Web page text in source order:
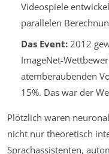
Videospiele
parallelen
Das Event:2012
ImageNet-
atemberaubenden
15%. Das war der
Plötzlich waren
nicht nur theoretisch
Sprachassistenten,